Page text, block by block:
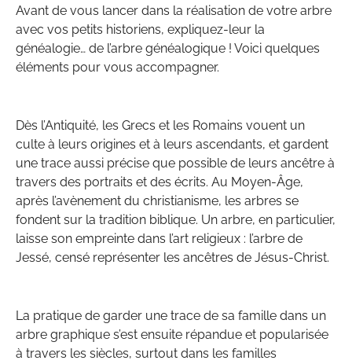
Avant de vous lancer dans la réalisation de votre arbre
avec vos petits historiens, expliquez-leur la
généalogie… de l’arbre généalogique ! Voici quelques
éléments pour vous accompagner.
Dès l’Antiquité, les Grecs et les Romains vouent un
culte à leurs origines et à leurs ascendants, et gardent
une trace aussi précise que possible de leurs ancêtre à
travers des portraits et des écrits. Au Moyen-Âge,
après l’avènement du christianisme, les arbres se
fondent sur la tradition biblique. Un arbre, en particulier,
laisse son empreinte dans l’art religieux : l’arbre de
Jessé, censé représenter les ancêtres de Jésus-Christ.
La pratique de garder une trace de sa famille dans un
arbre graphique s’est ensuite répandue et popularisée
à travers les siècles, surtout dans les familles